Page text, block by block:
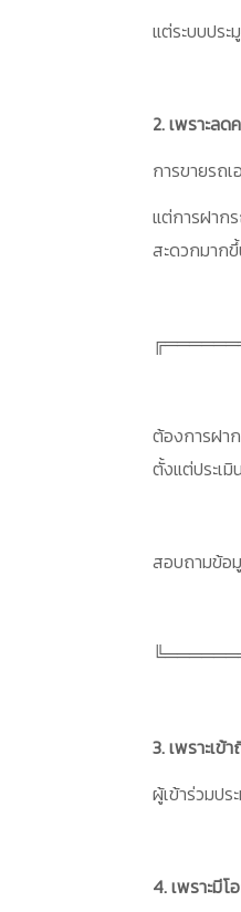
แต่ระบบปร
2. เพราะล
การขายรถ
แต่การฝาก
สะดวกมาก
ต้องการฝา
ตั้งแต่ประเ
สอบถามข้อ
3. เพราะเข้
ผู้เข้าร่วมป
4. เพราะมี